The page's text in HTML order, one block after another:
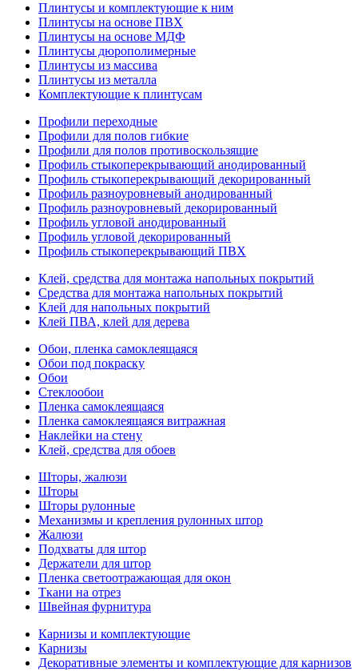
Плинтусы и комплектующие к ним
Плинтусы на основе ПВХ
Плинтусы на основе МДФ
Плинтусы дюрополимерные
Плинтусы из массива
Плинтусы из металла
Комплектующие к плинтусам
Профили переходные
Профили для полов гибкие
Профили для полов противоскользящие
Профиль стыкоперекрывающий анодированный
Профиль стыкоперекрывающий декорированный
Профиль разноуровневый анодированный
Профиль разноуровневый декорированный
Профиль угловой анодированный
Профиль угловой декорированный
Профиль стыкоперекрывающий ПВХ
Клей, средства для монтажа напольных покрытий
Средства для монтажа напольных покрытий
Клей для напольных покрытий
Клей ПВА, клей для дерева
Обои, пленка самоклеящаяся
Обои под покраску
Обои
Стеклообои
Пленка самоклеящаяся
Пленка самоклеящаяся витражная
Наклейки на стену
Клей, средства для обоев
Шторы, жалюзи
Шторы
Шторы рулонные
Механизмы и крепления рулонных штор
Жалюзи
Подхваты для штор
Держатели для штор
Пленка светоотражающая для окон
Ткани на отрез
Швейная фурнитура
Карнизы и комплектующие
Карнизы
Декоративные элементы и комплектующие для карнизов